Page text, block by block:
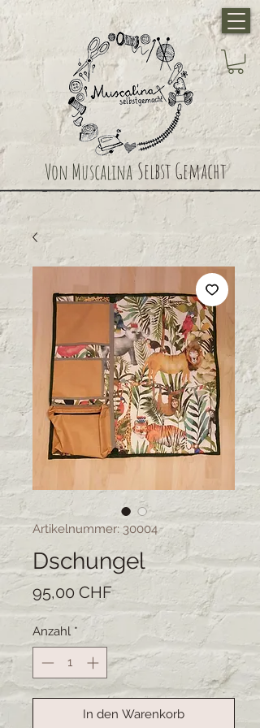
Von Muscalina Selbst Gemacht
Artikelnummer: 30004
Dschungel
95,00 CHFPreis
Anzahl *
In den Warenkorb